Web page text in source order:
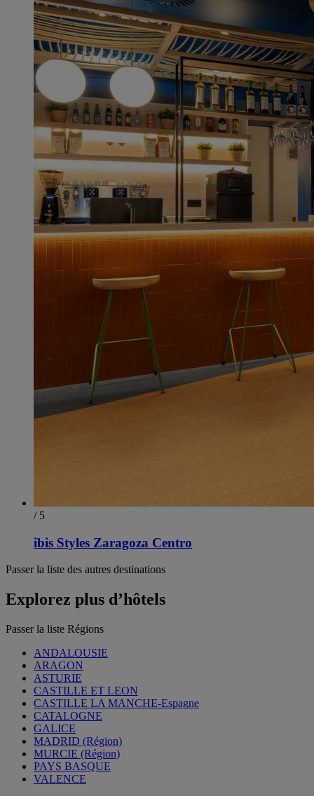
/ 5
ibis Styles Zaragoza Centro
Passer la liste des autres destinations
Explorez plus d’hôtels
Passer la liste Régions
ANDALOUSIE
ARAGON
ASTURIE
CASTILLE ET LEON
CASTILLE LA MANCHE-Espagne
CATALOGNE
GALICE
MADRID (Région)
MURCIE (Région)
PAYS BASQUE
VALENCE